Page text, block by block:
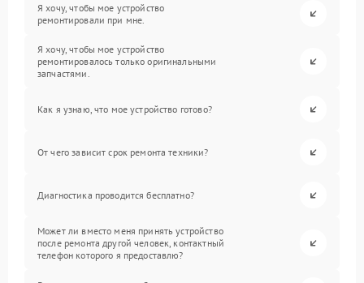
Я хочу, чтобы мое устройство
ремонтировали при мне.
Я хочу, чтобы мое устройство
ремонтировалось только оригинальными
запчастями.
Как я узнаю, что мое устройство готово?
От чего зависит срок ремонта техники?
Диагностика проводится бесплатно?
Может ли вместо меня принять устройство
после ремонта другой человек, контактный
телефон которого я предоставлю?